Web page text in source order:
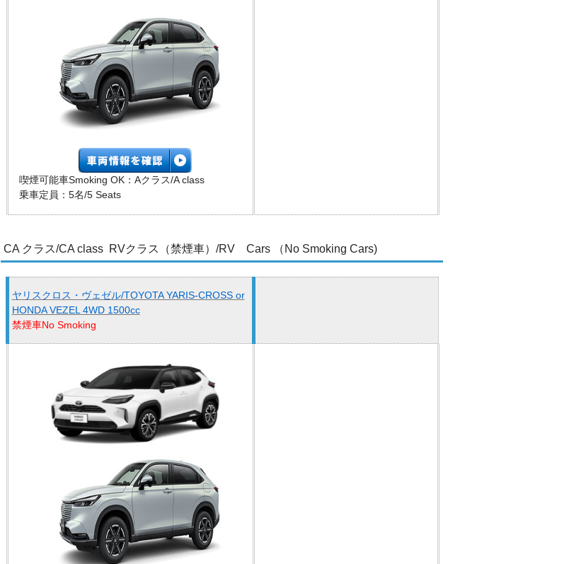
喫煙可能車Smoking OK：Aクラス/A class
乗車定員：5名/5 Seats
CA クラス/CA class RVクラス（禁煙車）/RV Cars （No Smoking Cars)
ヤリスクロス・ヴェゼル/TOYOTA YARIS-CROSS or
HONDA VEZEL 4WD 1500cc
禁煙車No Smoking